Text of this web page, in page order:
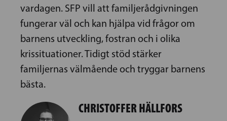
vardagen. SFP vill att familjerådgivningen
fungerar väl och kan hjälpa vid frågor om
barnens utveckling, fostran och i olika
krissituationer. Tidigt stöd stärker
familjernas välmående och tryggar barnens
bästa.
CHRISTOFFER HÄLLFORS